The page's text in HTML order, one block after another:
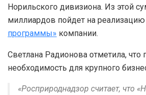
Норильского дивизиона. Из этой
миллиардов пойдет на реализацию
программы» компании.
Светлана Радионова отметила, что
необходимость для крупного
«Росприроднадзор считает, что